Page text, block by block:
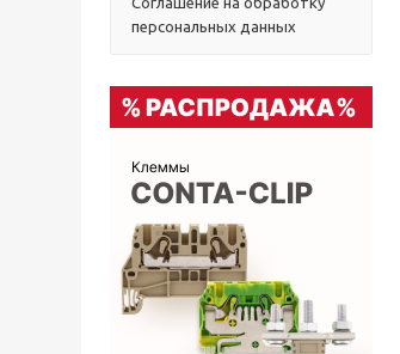
персональных данных